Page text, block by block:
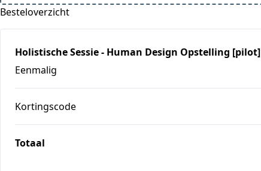
Besteloverzicht
Holistische Sessie - Human Design Opstelling [pilot]
Eenmalig
Kortingscode
Totaal